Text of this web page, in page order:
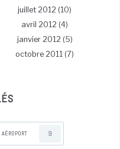
juillet 2012 (10)
avril 2012 (4)
janvier 2012 (5)
octobre 2011 (7)
AÉROPORT 9